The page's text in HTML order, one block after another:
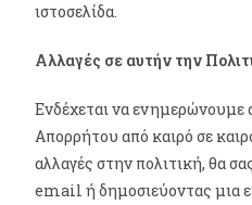
ιστοσελίδα.
Αλλαγές σε αυτήν την
Ενδέχεται να ενημερώνουμε
Απορρήτου από καιρό σε
αλλαγές στην πολιτική, θα
email ή δημοσιεύοντας μια